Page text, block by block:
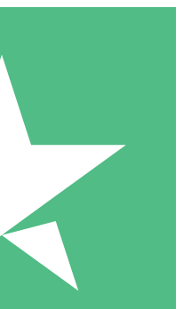
Individuais
de download. Sem
00